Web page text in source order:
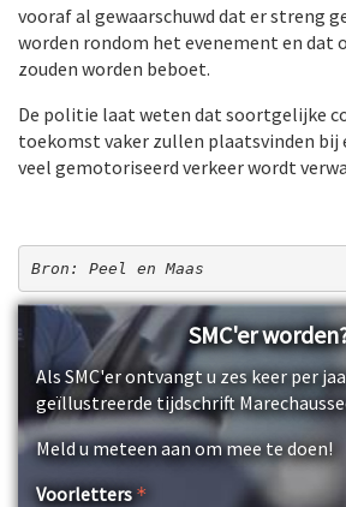
vooraf al gewaarschuwd dat er streng
worden rondom het evenement en dat
zouden worden beboet.
De politie laat weten dat soortgelijke
toekomst vaker zullen plaatsvinden bij
veel gemotoriseerd verkeer wordt
Bron: Peel en Maas
SMC'er
Als SMC'er ontvangt u zes keer per
geïllustreerde tijdschrift
Meld u meteen aan om mee te doen!
Voorletters